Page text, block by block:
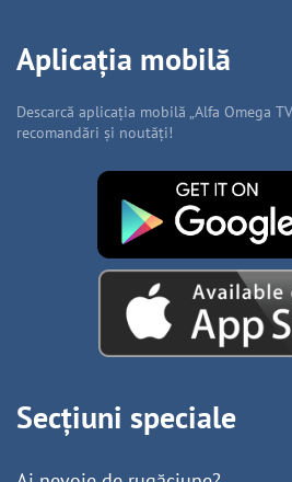
Aplicația mobilă
Descarcă aplicația mobilă „Alfa Omega
recomandări și noutăți!
Secțiuni speciale